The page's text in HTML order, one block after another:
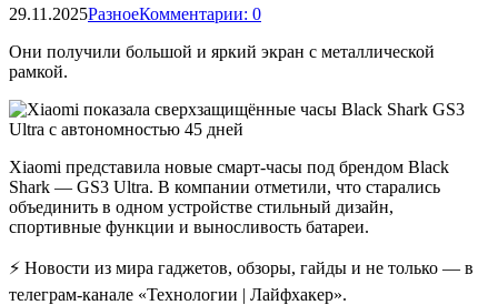
29.11.2025РазноеКомментарии: 0
Они получили большой и яркий экран с металлической
рамкой.
Xiaomi представила новые смарт-часы под брендом Black
Shark — GS3 Ultra. В компании отметили, что старались
объединить в одном устройстве стильный дизайн,
спортивные функции и выносливость батареи.
⚡ Новости из мира гаджетов, обзоры, гайды и не только — в
телеграм-канале «Технологии | Лайфхакер».